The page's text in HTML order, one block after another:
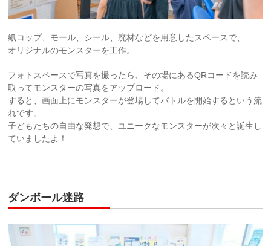
紙コップ、モール、シール、廃材などを用意したスペースで、
オリジナルのモンスターを工作。
フォトスペースで写真を撮ったら、その場にあるQRコードを読み
取ってモンスターの写真をアップロード。
すると、画面上にモンスターが登場してバトルを開始するという流
れです。
子どもたちの自由な発想で、ユニークなモンスターが次々と誕生し
ていましたよ！
ダンボール迷路